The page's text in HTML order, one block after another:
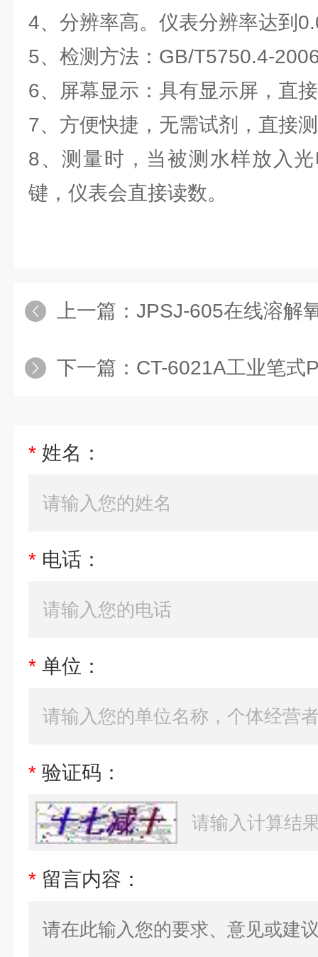
4、分辨率高。仪表分辨率达到
5、检测方法：GB/T5750.4-
6、屏幕显示：具有显示屏，直
7、方便快捷，无需试剂，直接
8、测量时，当被测水样放入
键，仪表会直接读数。
上一篇： JPSJ-605在线溶解
下一篇： CT-6021A工业笔式
* 姓名：
* 电话：
* 单位：
* 验证码：
* 留言内容：